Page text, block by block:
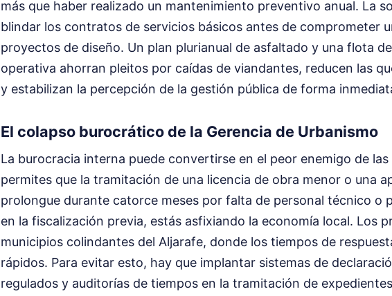
más que haber realizado un mantenimiento preventivo anual. La
blindar los contratos de servicios básicos antes de comprometer
proyectos de diseño. Un plan plurianual de asfaltado y una flota
operativa ahorran pleitos por caídas de viandantes, reducen las
y estabilizan la percepción de la gestión pública de forma
El colapso burocrático de la Gerencia de Urbanismo
La burocracia interna puede convertirse en el peor enemigo de las
permites que la tramitación de una licencia de obra menor o una
prolongue durante catorce meses por falta de personal técnico o
en la fiscalización previa, estás asfixiando la economía local. Los
municipios colindantes del Aljarafe, donde los tiempos de
rápidos. Para evitar esto, hay que implantar sistemas de
regulados y auditorías de tiempos en la tramitación de